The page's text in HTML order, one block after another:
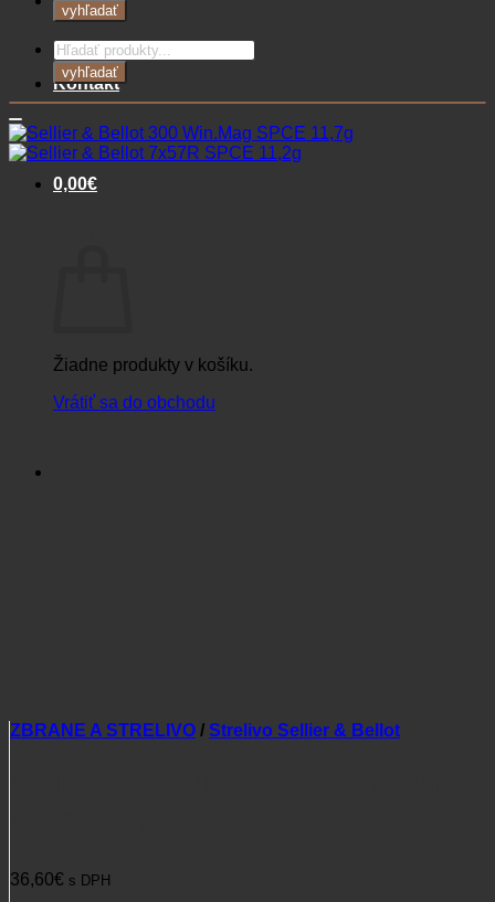
Kontakt
0,00€
Žiadne produkty v košíku.
Vrátiť sa do obchodu
search
vyhľadať
Products
search
vyhľadať
ZBRANE A STRELIVO / Strelivo Sellier & Bellot
36,60€ s DPH